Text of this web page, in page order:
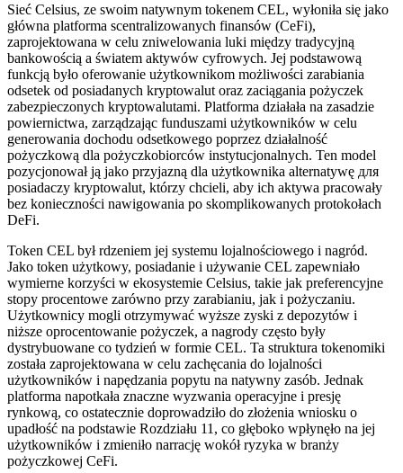
Sieć Celsius, ze swoim natywnym tokenem CEL, wyłoniła się jako
główna platforma scentralizowanych finansów (CeFi),
zaprojektowana w celu zniwelowania luki między tradycyjną
bankowością a światem aktywów cyfrowych. Jej podstawową
funkcją było oferowanie użytkownikom możliwości zarabiania
odsetek od posiadanych kryptowalut oraz zaciągania pożyczek
zabezpieczonych kryptowalutami. Platforma działała na zasadzie
powiernictwa, zarządzając funduszami użytkowników w celu
generowania dochodu odsetkowego poprzez działalność
pożyczkową dla pożyczkobiorców instytucjonalnych. Ten model
pozycjonował ją jako przyjazną dla użytkownika alternatywę для
posiadaczy kryptowalut, którzy chcieli, aby ich aktywa pracowały
bez konieczności nawigowania po skomplikowanych protokołach
DeFi.
Token CEL był rdzeniem jej systemu lojalnościowego i nagród.
Jako token użytkowy, posiadanie i używanie CEL zapewniało
wymierne korzyści w ekosystemie Celsius, takie jak preferencyjne
stopy procentowe zarówno przy zarabianiu, jak i pożyczaniu.
Użytkownicy mogli otrzymywać wyższe zyski z depozytów i
niższe oprocentowanie pożyczek, a nagrody często były
dystrybuowane co tydzień w formie CEL. Ta struktura tokenomiki
została zaprojektowana w celu zachęcania do lojalności
użytkowników i napędzania popytu na natywny zasób. Jednak
platforma napotkała znaczne wyzwania operacyjne i presję
rynkową, co ostatecznie doprowadziło do złożenia wniosku o
upadłość na podstawie Rozdziału 11, co głęboko wpłynęło na jej
użytkowników i zmieniło narrację wokół ryzyka w branży
pożyczkowej CeFi.